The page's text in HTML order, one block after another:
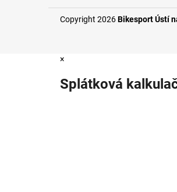
Copyright 2026Bikesport Ústí
×
Splátková